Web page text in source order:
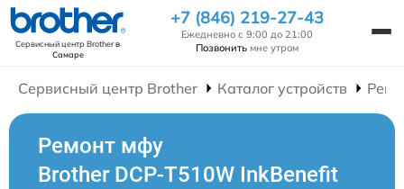
Сервисный центр Brotherв
Самаре
+7 (846) 219-27-43
Ежедневно с 9:00 до 21:00
Позвонить мне утром
Сервисный центр Brother Каталог устройств
Ремонт мфу
Brother DCP-T510W InkBenefit